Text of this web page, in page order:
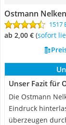
Ostmann
1517
ab 2,00 € ( Sofort
Unser Fazit für
Die Ostmann
Eindruck
überzeugen